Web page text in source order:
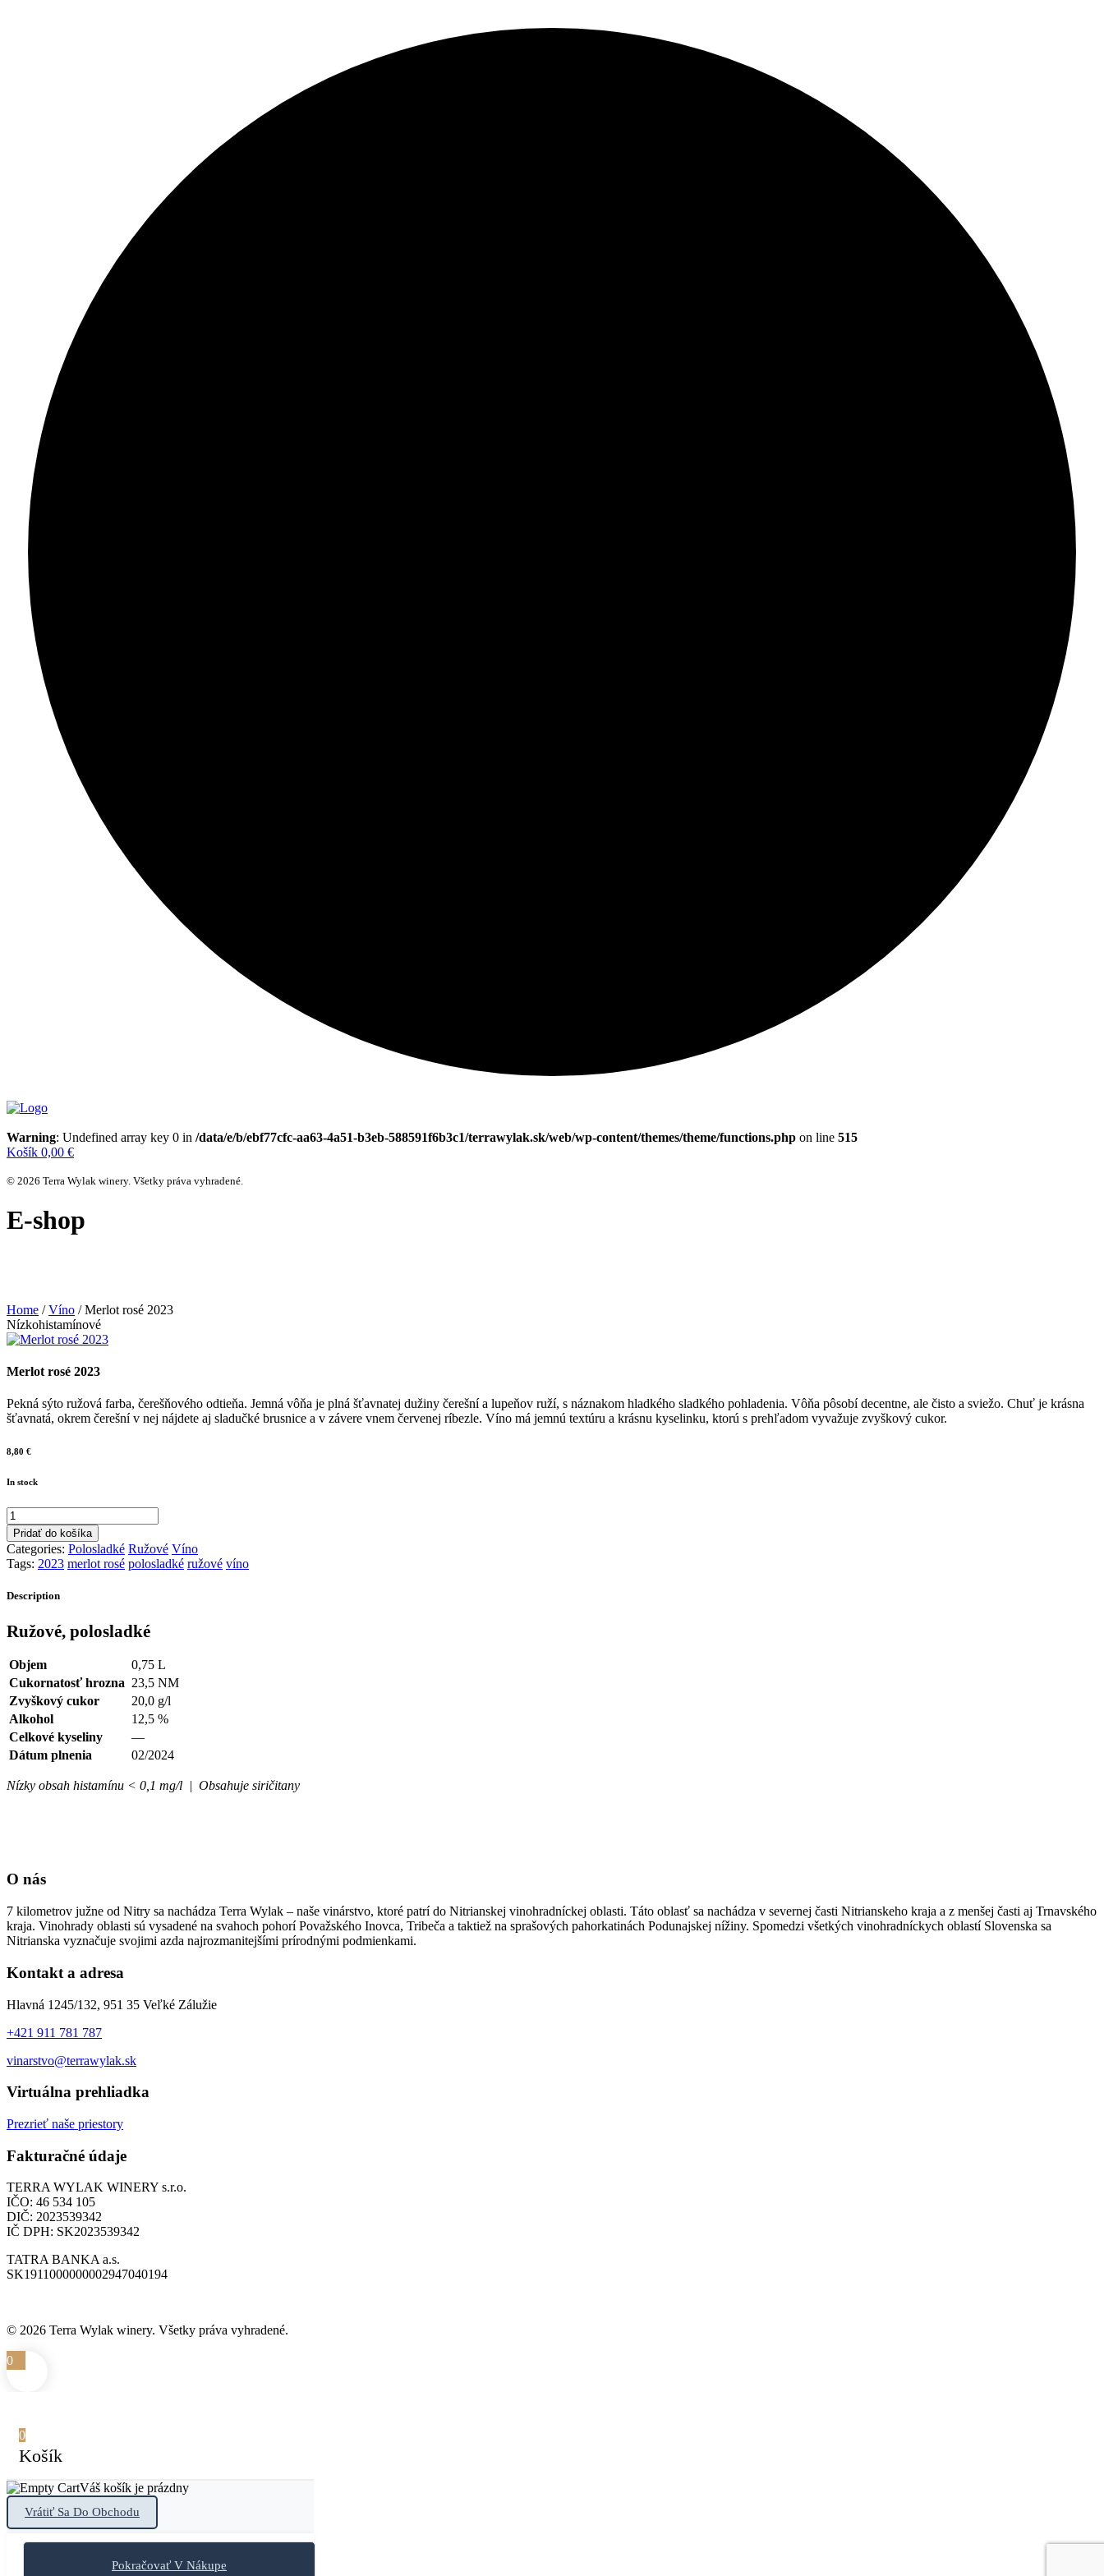
Warning: Undefined array key 0 in /data/e/b/ebf77cfc-aa63-4a51-b3eb-588591f6b3c1/terrawylak.sk/web/wp-content/themes/theme/functions.php on line 515
Košík 0,00 €
© 2026 Terra Wylak winery. Všetky práva vyhradené.
E-shop
Home /Víno / Merlot rosé 2023
Nízkohistamínové
Merlot rosé 2023
Pekná sýto ružová farba, čerešňového odtieňa. Jemná vôňa je plná šťavnatej dužiny čerešní a lupeňov ruží, s náznakom hladkého sladkého pohladenia. Vôňa pôsobí decentne, ale čisto a sviežo. Chuť je krásna
šťavnatá, okrem čerešní v nej nájdete aj sladučké brusnice a v závere vnem červenej ríbezle. Víno má jemnú textúru a krásnu kyselinku, ktorú s prehľadom vyvažuje zvyškový cukor.
8,80 €
In stock
Pridať do košíka
Categories: Polosladké Ružové Víno
Tags: 2023 merlot rosé polosladké ružové víno
Description
Ružové, polosladké
Objem
0,75 L
Cukornatosť hrozna 23,5 NM
Zvyškový cukor
20,0 g/l
Alkohol
12,5 %
Celkové kyseliny
—
Dátum plnenia
02/2024
Nízky obsah histamínu < 0,1 mg/l | Obsahuje siričitany
O nás
7 kilometrov južne od Nitry sa nachádza Terra Wylak – naše vinárstvo, ktoré patrí do Nitrianskej vinohradníckej oblasti. Táto oblasť sa nachádza v severnej časti Nitrianskeho kraja a z menšej časti aj Trnavského
kraja. Vinohrady oblasti sú vysadené na svahoch pohorí Považského Inovca, Tribeča a taktiež na sprašových pahorkatinách Podunajskej nížiny. Spomedzi všetkých vinohradníckych oblastí Slovenska sa
Nitrianska vyznačuje svojimi azda najrozmanitejšími prírodnými podmienkami.
Kontakt a adresa
Hlavná 1245/132, 951 35 Veľké Zálužie
+421 911 781 787
vinarstvo@terrawylak.sk
Virtuálna prehliadka
Prezrieť naše priestory
Fakturačné údaje
TERRA WYLAK WINERY s.r.o.
IČO: 46 534 105
DIČ: 2023539342
IČ DPH: SK2023539342
TATRA BANKA a.s.
SK1911000000002947040194
© 2026 Terra Wylak winery. Všetky práva vyhradené.
0
0
Košík
Váš košík je prázdny
Vrátiť Sa Do Obchodu
Pokračovať V Nákupe